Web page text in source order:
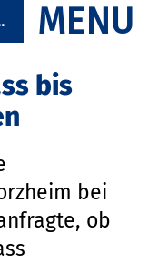
bis
bei
ob